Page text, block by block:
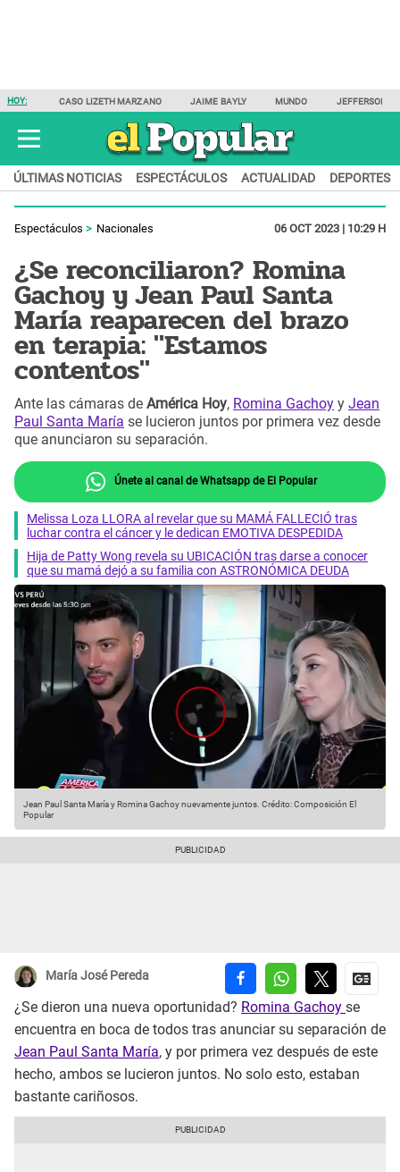
HOY: CASO LIZETH MARZANO JAIME BAYLY MUNDO JEFFERSON
ÚLTIMAS NOTICIAS ESPECTÁCULOS ACTUALIDAD DEPORTES
Espectáculos Nacionales 06 OCT 2023 | 10:29 H
¿Se reconciliaron? Romina
Gachoy y Jean Paul Santa
María reaparecen del brazo
en terapia: "Estamos
contentos"
Ante las cámaras de América Hoy, Romina Gachoy y Jean
Paul Santa María se lucieron juntos por primera vez desde
que anunciaron su separación.
Únete al canal de Whatsapp de El Popular
Melissa Loza LLORA al revelar que su MAMÁ FALLECIÓ tras
luchar contra el cáncer y le dedican EMOTIVA DESPEDIDA
Hija de Patty Wong revela su UBICACIÓN tras darse a conocer
que su mamá dejó a su familia con ASTRONÓMICA DEUDA
Jean Paul Santa María y Romina Gachoy nuevamente juntos. Crédito: Composición El
Popular
María José Pereda
¿Se dieron una nueva oportunidad? Romina Gachoy se
encuentra en boca de todos tras anunciar su separación de
Jean Paul Santa María, y por primera vez después de este
hecho, ambos se lucieron juntos. No solo esto, estaban
bastante cariñosos.